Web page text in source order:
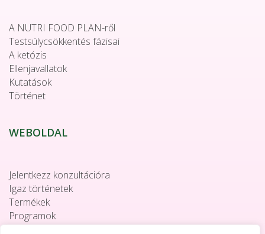
A NUTRI FOOD PLAN-ről
Testsúlycsökkentés fázisai
A ketózis
Ellenjavallatok
Kutatások
Történet
WEBOLDAL
Jelentkezz konzultációra
Igaz történetek
Termékek
Programok